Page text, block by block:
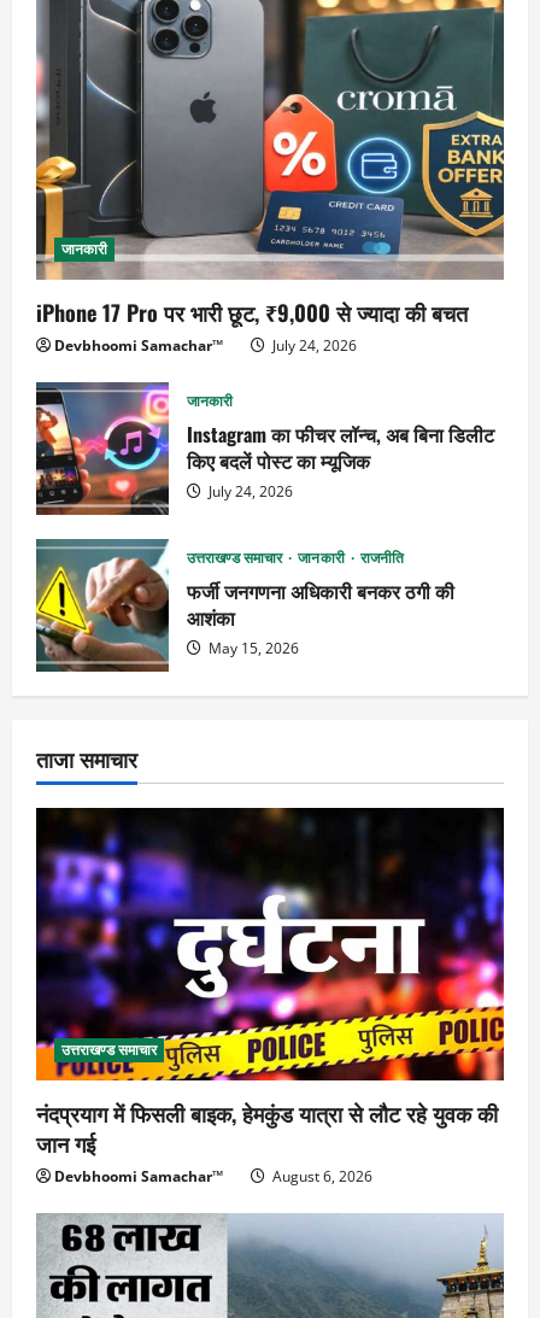
जानकारी
iPhone 17 Pro पर भारी छूट, ₹9,000 से ज्यादा की बचत
Devbhoomi Samachar™ July 24, 2026
जानकारी
Instagram का फीचर लॉन्च, अब बिना डिलीट
किए बदलें पोस्ट का म्यूजिक
July 24, 2026
उत्तराखण्ड समाचार जानकारी राजनीति
फर्जी जनगणना अधिकारी बनकर ठगी की
आशंका
May 15, 2026
ताजा समाचार
उत्तराखण्ड समाचार
नंदप्रयाग में फिसली बाइक, हेमकुंड यात्रा से लौट रहे युवक की
जान गई
Devbhoomi Samachar™ August 6, 2026